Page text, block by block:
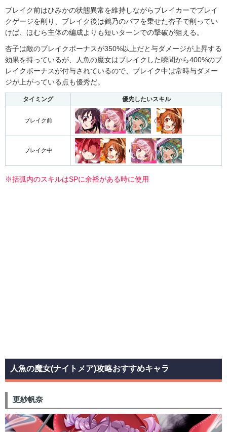
ブレイク前はひみかの状態異常を維持しながらブレイカーでブレイ
クゲージを削り、ブレイク後は鶴乃のバフを乗せた杏子で削ってい
けば、ほむら主体の編成よりも短いターンでの撃破が狙える。
杏子は敵のブレイクボーナスが350%以上だと与ダメージが上昇する
効果を持っているが、人魚の魔女はブレイクした瞬間から400%のブ
レイクボーナスが付与されているので、ブレイク中は常時与ダメー
ジが上がっている点も優秀だ。
タイミング 優先したいスキル
ブレイク前 （ ）
ブレイク中 （ ）
※括弧内のスキルはSPに余裕がある時に使用
人魚の魔女(ナイトメア)攻略おすすめキャラ
更紗帆奈